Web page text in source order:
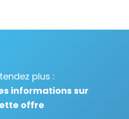
plus :
informations sur
offre